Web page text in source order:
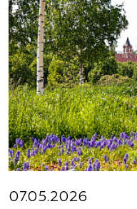
07.05.2026